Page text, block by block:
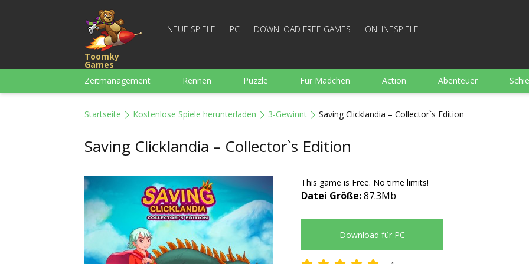
Toomky
Games
NEUE SPIELE PC DOWNLOAD FREE GAMES ONLINESPIELE
Zeitmanagement Rennen Puzzle Für Mädchen Action Abenteuer
Startseite Kostenlose Spiele herunterladen 3-Gewinnt Saving Clicklandia – Collector`s Edition
Saving Clicklandia – Collector`s Edition
This game is Free. No time limits!
Datei Größe:87.3Mb
Download für PC